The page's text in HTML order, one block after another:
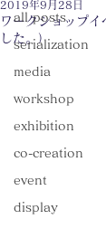
all posts
serialization
media
workshop
exhibition
co-creation
event
display
ワークショップ
した。）
2019年9月28日